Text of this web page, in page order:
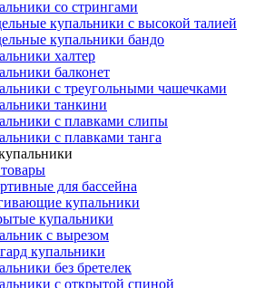
со стрингами
купальники с высокой талией
купальники бандо
халтер
балконет
с треугольными чашечками
танкини
с плавками слипы
с плавками танга
для бассейна
купальники
купальники
с вырезом
купальники
без бретелек
с открытой спиной